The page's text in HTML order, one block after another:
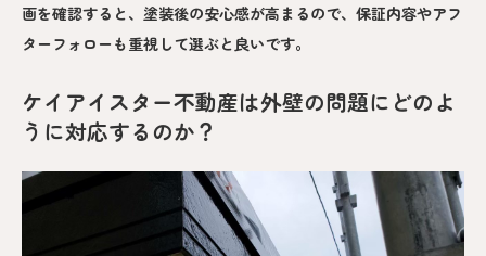
画を確認すると、塗装後の安心感が高まるので、保証内容やアフ
ターフォローも重視して選ぶと良いです。
ケイアイスター不動産は外壁の問題にどのよ
うに対応するのか？